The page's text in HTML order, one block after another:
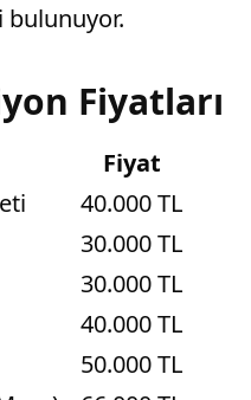
bulunuyor.
Fiyatları
Fiyat
40.000 TL
30.000 TL
30.000 TL
40.000 TL
50.000 TL